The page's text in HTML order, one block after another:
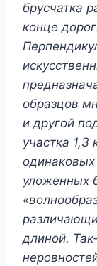
брусчатка
конце
образцов
и другой
участка 1,3
уложенных
длиной.